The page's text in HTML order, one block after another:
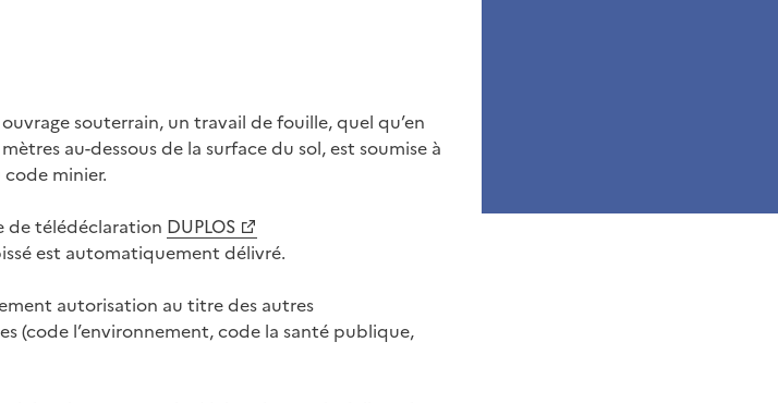
souterrain, un travail de fouille, quel qu’en
au-dessous de la surface du sol, est soumise à
minier.
de télédéclaration DUPLOS
est automatiquement délivré.
autorisation au titre des autres
(code l’environnement, code la santé publique,